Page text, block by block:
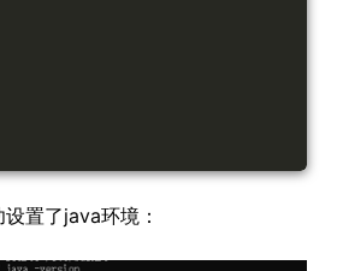
置了java环境：